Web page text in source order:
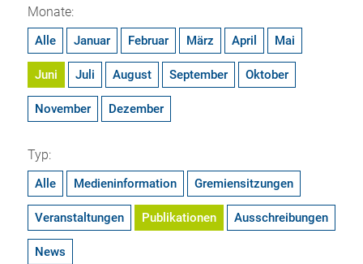
Monate:
Alle Januar Februar März April Mai
Juni Juli August September Oktober
November Dezember
Typ:
Alle Medieninformation Gremiensitzungen
Veranstaltungen Publikationen Ausschreibungen
News